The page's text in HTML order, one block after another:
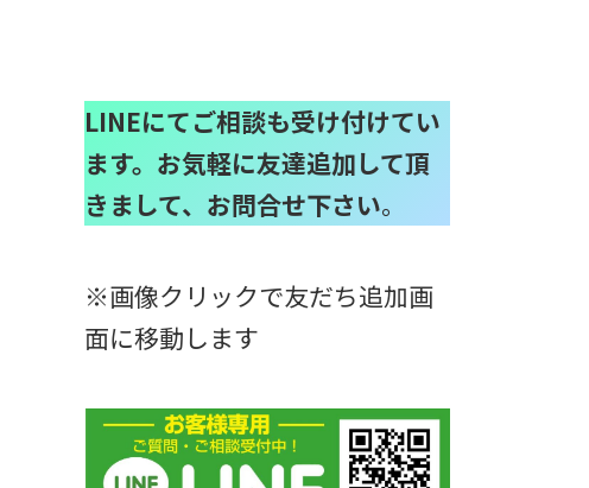
LINEにてご相談も受け付けてい
ます。お気軽に友達追加して頂
きまして、お問合せ下さい。
※画像クリックで友だち追加画
面に移動します